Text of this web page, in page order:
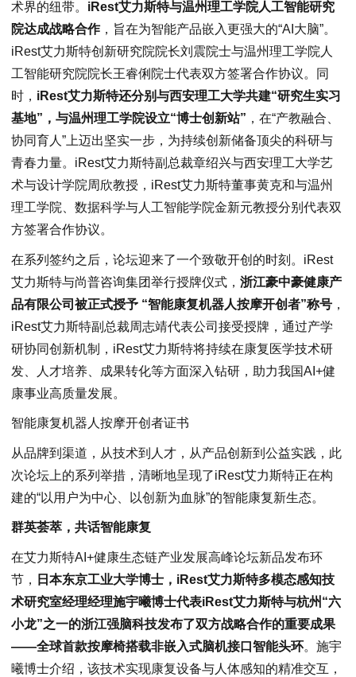
术界的纽带。 iRest艾力斯特与温州理工学院人工智能研究
院达成战略合作，旨在为智能产品嵌入更强大的“AI大脑”。
iRest艾力斯特创新研究院院长刘震院士与温州理工学院人
工智能研究院院长王睿俐院士代表双方签署合作协议。同
时， iRest艾力斯特还分别与西安理工大学共建“研究生实习
基地”，与温州理工学院设立“博士创新站” ，在“产教融合、
协同育人”上迈出坚实一步，为持续创新储备顶尖的科研与
青春力量。iRest艾力斯特副总裁章绍兴与西安理工大学艺
术与设计学院周欣教授，iRest艾力斯特董事黄克和与温州
理工学院、数据科学与人工智能学院金新元教授分别代表双
方签署合作协议。
在系列签约之后，论坛迎来了一个致敬开创的时刻。iRest
艾力斯特与尚普咨询集团举行授牌仪式， 浙江豪中豪健康产
品有限公司被正式授予 “智能康复机器人按摩开创者”称号 ，
iRest艾力斯特副总裁周志靖代表公司接受授牌，通过产学
研协同创新机制，iRest艾力斯特将持续在康复医学技术研
发、人才培养、成果转化等方面深入钻研，助力我国AI+健
康事业高质量发展。
智能康复机器人按摩开创者证书
从品牌到渠道，从技术到人才，从产品创新到公益实践，此
次论坛上的系列举措，清晰地呈现了iRest艾力斯特正在构
建的“以用户为中心、以创新为血脉”的智能康复新生态。
群英荟萃，共话智能康复
在艾力斯特AI+健康生态链产业发展高峰论坛新品发布环
节，
日本东京工业大学博士，iRest艾力斯特多模态感知技
术研究室经理经理施宇曦博士代表iRest艾力斯特与杭州“六
小龙”之一的浙江强脑科技发布了双方战略合作的重要成果
——全球首款按摩椅搭载非嵌入式脑机接口智能头环。施宇
曦博士介绍，该技术实现康复设备与人体感知的精准交互，